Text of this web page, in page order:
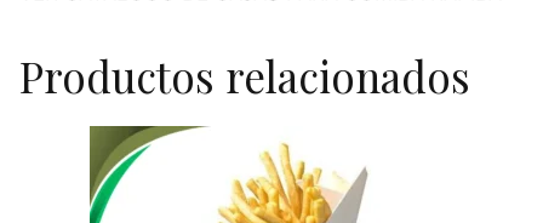
Productos relacionados